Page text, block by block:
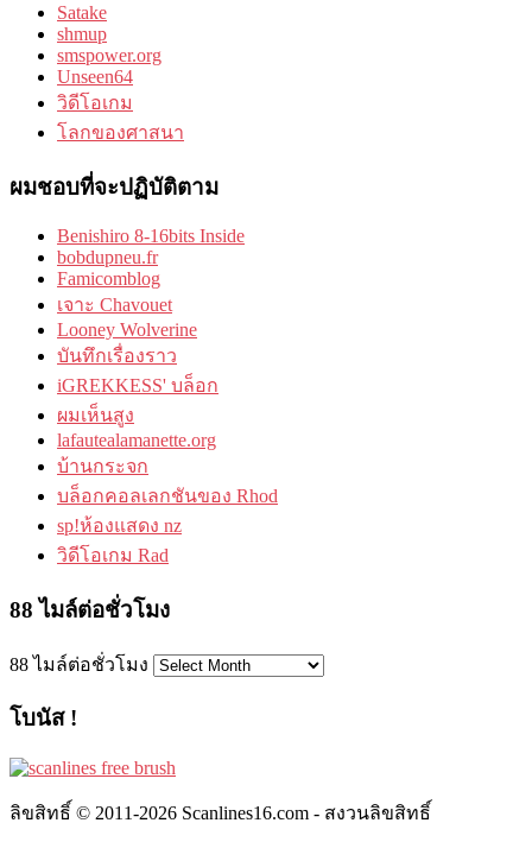
Satake
shmup
smspower.org
Unseen64
วิดีโอเกม
โลกของศาสนา
ผมชอบที่จะปฏิบัติตาม
Benishiro 8-16bits Inside
bobdupneu.fr
Famicomblog
เจาะ Chavouet
Looney Wolverine
บันทึกเรื่องราว
iGREKKESS' บล็อก
ผมเห็นสูง
lafautealamanette.org
บ้านกระจก
บล็อกคอลเลกชันของ Rhod
sp!ห้องแสดง nz
วิดีโอเกม Rad
88 ไมล์ต่อชั่วโมง
88 ไมล์ต่อชั่วโมง
โบนัส !
ลิขสิทธิ์ © 2011-2026 Scanlines16.com - สงวนลิขสิทธิ์